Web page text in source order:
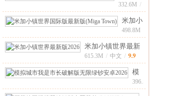
厨最新
2026(Airplan
332.6M /
中
文 / 9.8
米加小
镇世界
最新版
(Mig
498.8M
中
文 / 9.9
米加小镇世界最新
版20261.99安
615.3M / 中文 / 9.9
模
拟
城
396.5M
中